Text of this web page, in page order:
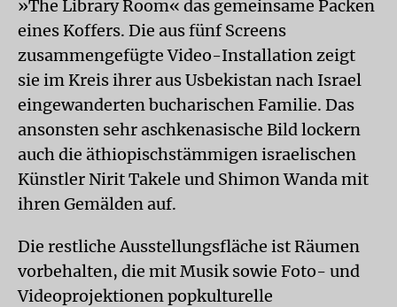
»The Library Room« das gemeinsame Packen
eines Koffers. Die aus fünf Screens
zusammengefügte Video-Installation zeigt
sie im Kreis ihrer aus Usbekistan nach Israel
eingewanderten bucharischen Familie. Das
ansonsten sehr aschkenasische Bild lockern
auch die äthiopischstämmigen israelischen
Künstler Nirit Takele und Shimon Wanda mit
ihren Gemälden auf.
Die restliche Ausstellungsfläche ist Räumen
vorbehalten, die mit Musik sowie Foto- und
Videoprojektionen popkulturelle